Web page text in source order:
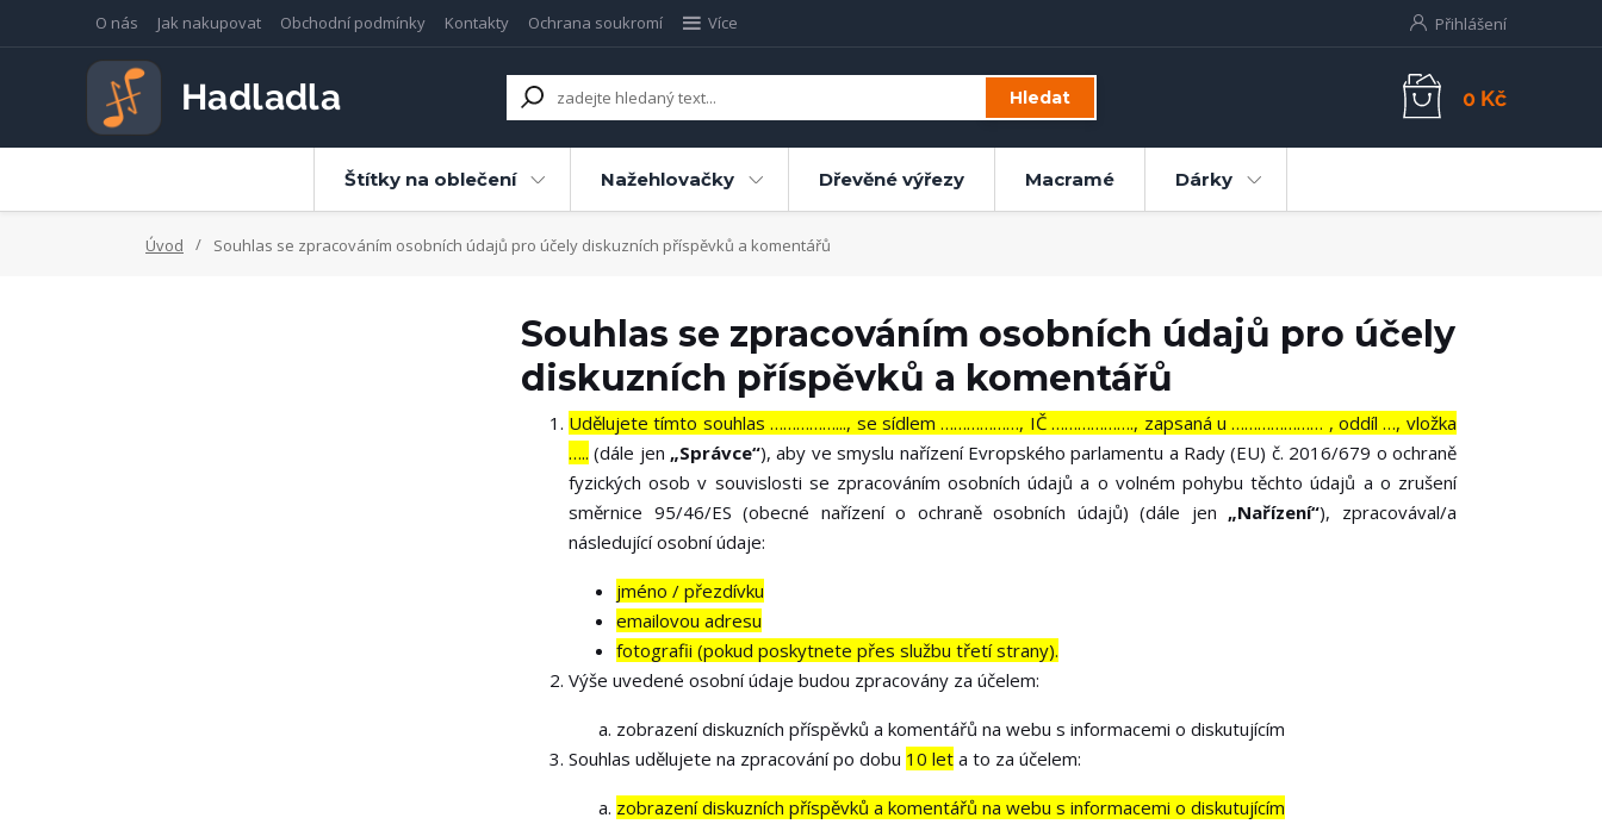
O nás Jak nakupovat Obchodní podmínky Kontakty Ochrana soukromí Více Přihlášení
Hledat 0 Kč
Štítky na oblečení Nažehlovačky Dřevěné výřezy Macramé Dárky
Úvod Souhlas se zpracováním osobních údajů pro účely diskuzních příspěvků a komentářů
Souhlas se zpracováním osobních údajů pro účely
diskuzních příspěvků a komentářů
Udělujete tímto souhlas ……………..., se sídlem ………………, IČ ………………., zapsaná u ………………… , oddíl …, vložka
….. (dále jen „Správce“), aby ve smyslu nařízení Evropského parlamentu a Rady (EU) č. 2016/679 o ochraně
fyzických osob v souvislosti se zpracováním osobních údajů a o volném pohybu těchto údajů a o zrušení
směrnice 95/46/ES (obecné nařízení o ochraně osobních údajů) (dále jen „Nařízení“), zpracovával/a
následující osobní údaje:
jméno / přezdívku
emailovou adresu
fotografii (pokud poskytnete přes službu třetí strany).
Výše uvedené osobní údaje budou zpracovány za účelem:
zobrazení diskuzních příspěvků a komentářů na webu s informacemi o diskutujícím
Souhlas udělujete na zpracování po dobu 10 leta to za účelem:
zobrazení diskuzních příspěvků a komentářů na webu s informacemi o diskutujícím